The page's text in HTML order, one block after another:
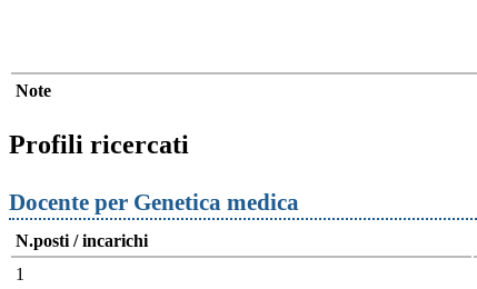
Note
Profili ricercati
Docente per Genetica medica
N.posti / incarichi
1